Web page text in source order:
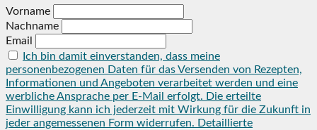
Vorname
Nachname
Email
Ich bin damit einverstanden, dass meine
personenbezogenen Daten für das Versenden von Rezepten,
Informationen und Angeboten verarbeitet werden und eine
werbliche Ansprache per E-Mail erfolgt. Die erteilte
Einwilligung kann ich jederzeit mit Wirkung für die Zukunft in
jeder angemessenen Form widerrufen. Detaillierte